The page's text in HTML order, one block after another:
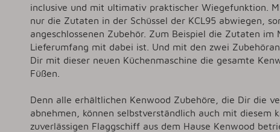
inclusive und mit ultimativ praktischer Wiegefunktion.
nur die Zutaten in der Schüssel der KCL95 abwiegen,
angeschlossenen Zubehör. Zum Beispiel die Zutaten
Lieferumfang mit dabei ist. Und mit den zwei
Dir mit dieser neuen Küchenmaschine die gesamte
Füßen.
Denn alle erhältlichen Kenwood Zubehöre, die Dir die
abnehmen, können selbstverständlich auch mit diesem
zuverlässigen Flaggschiff aus dem Hause Kenwood